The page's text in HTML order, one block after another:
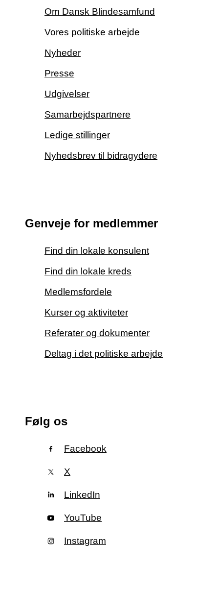
Om Dansk Blindesamfund
Vores politiske arbejde
Nyheder
Presse
Udgivelser
Samarbejdspartnere
Ledige stillinger
Nyhedsbrev til bidragydere
Genveje for medlemmer
Find din lokale konsulent
Find din lokale kreds
Medlemsfordele
Kurser og aktiviteter
Referater og dokumenter
Deltag i det politiske arbejde
Følg os
Facebook
X
LinkedIn
YouTube
Instagram